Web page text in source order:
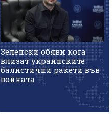
Зеленски обяви кога
влизат украинските
балистични ракети във
войната